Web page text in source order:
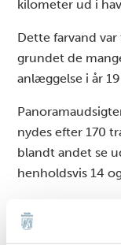
kilometer ud i
Dette farvand
grundet de
anlæggelse i år
nydes efter 170
blandt andet se
henholdsvis 14
og en fredet